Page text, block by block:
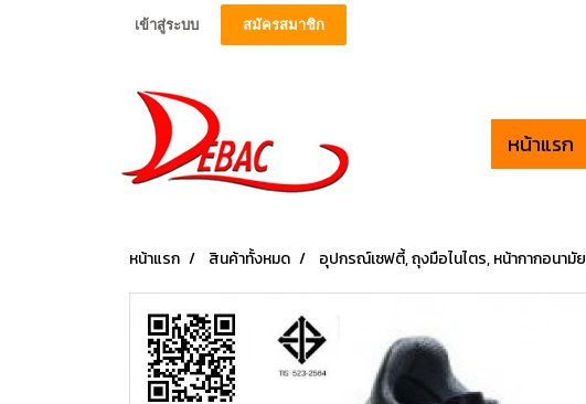
เข้าสู่ระบบ สมัครสมาชิก
หน้าแรก
หน้าแรก สินค้าทั้งหมด อุปกรณ์เซฟตี้, ถุงมือไนไตร, หน้ากากอนามัย